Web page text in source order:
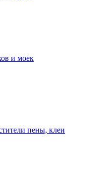
и моек
пены, клеи